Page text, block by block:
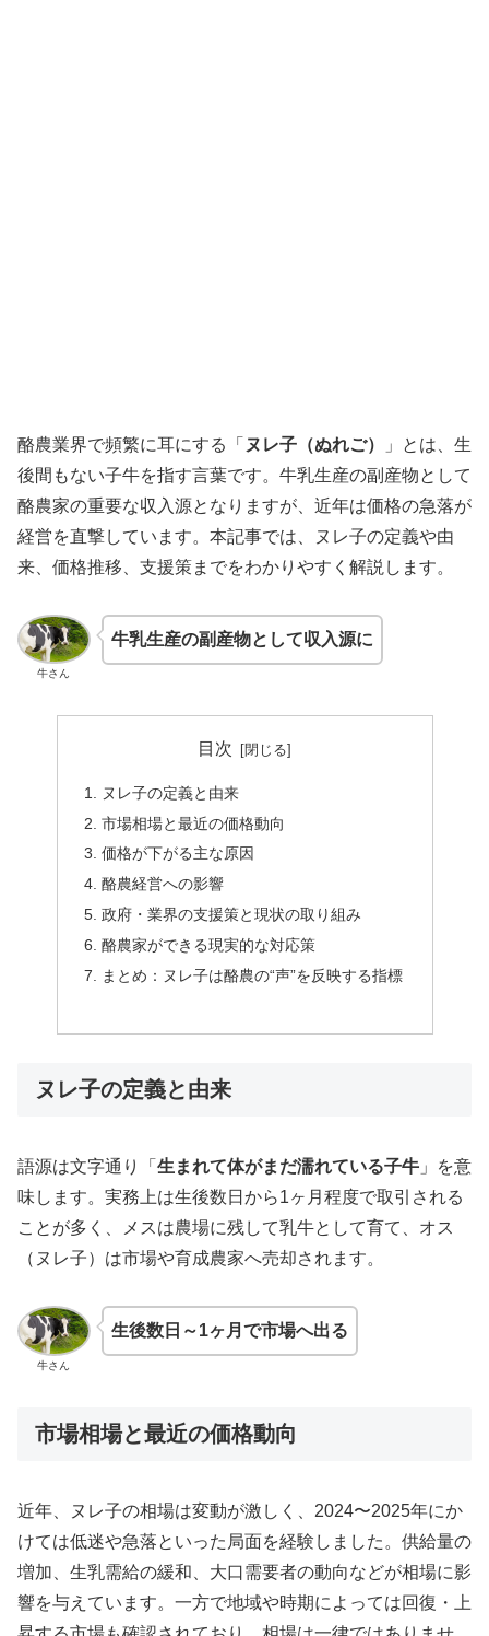
酪農業界で頻繁に耳にする「 ヌレ子（ぬれご）
」とは、生
後間もない子牛を指す言葉です。牛乳生産の副産物として
酪農家の重要な収入源となりますが、近年は価格の急落が
経営を直撃しています。本記事では、ヌレ子の定義や由
来、価格推移、支援策までをわかりやすく解説します。
牛さん
牛乳生産の副産物として収入源に
目次
ヌレ子の定義と由来
市場相場と最近の価格動向
価格が下がる主な原因
酪農経営への影響
政府・業界の支援策と現状の取り組み
酪農家ができる現実的な対応策
まとめ：ヌレ子は酪農の“声”を反映する指標
ヌレ子の定義と由来
語源は文字通り「 生まれて体がまだ濡れている子牛 」を意
味します。実務上は生後数日から1ヶ月程度で取引される
ことが多く、メスは農場に残して乳牛として育て、オス
（ヌレ子）は市場や育成農家へ売却されます。
牛さん
生後数日～1ヶ月で市場へ出る
市場相場と最近の価格動向
近年、ヌレ子の相場は変動が激しく、2024〜2025年にか
けては低迷や急落といった局面を経験しました。供給量の
増加、生乳需給の緩和、大口需要者の動向などが相場に影
響を与えています。一方で地域や時期によっては回復・上